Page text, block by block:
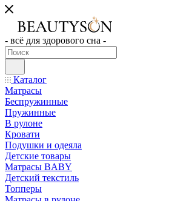
- всё для здорового сна -
Каталог
Матрасы
Беспружинные
Пружинные
В рулоне
Кровати
Подушки и одеяла
Детские товары
Матрасы BABY
Детский текстиль
Топперы